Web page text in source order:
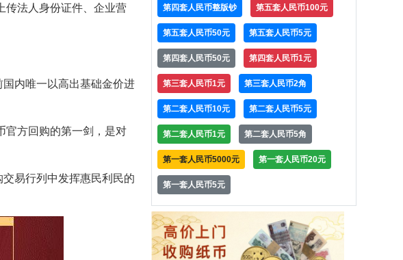
传法人身份证件、企业营
内唯一以高出基础金价进
官方回购的第一剑，是对
易行列中发挥惠民利民的
第四套人民币整版钞 第五套人民币100元
第五套人民币50元 第五套人民币5元
第四套人民币50元 第四套人民币1元
第三套人民币1元 第三套人民币2角
第二套人民币10元 第二套人民币5元
第二套人民币1元 第二套人民币5角
第一套人民币5000元 第一套人民币20元
第一套人民币5元